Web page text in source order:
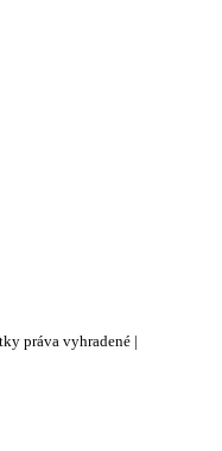
práva vyhradené |